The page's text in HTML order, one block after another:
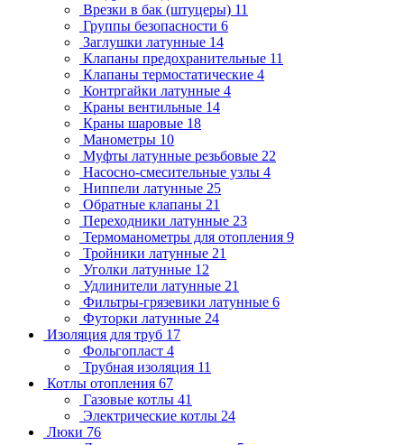
Врезки в бак (штуцеры) 11
Группы безопасности 6
Заглушки латунные 14
Клапаны предохранительные 11
Клапаны термостатические 4
Контргайки латунные 4
Краны вентильные 14
Краны шаровые 18
Манометры 10
Муфты латунные резьбовые 22
Насосно-смесительные узлы 4
Ниппели латунные 25
Обратные клапаны 21
Переходники латунные 23
Термоманометры для отопления 9
Тройники латунные 21
Уголки латунные 12
Удлинители латунные 21
Фильтры-грязевики латунные 6
Футорки латунные 24
Изоляция для труб 17
Фольгопласт 4
Трубная изоляция 11
Котлы отопления 67
Газовые котлы 41
Электрические котлы 24
Люки 76